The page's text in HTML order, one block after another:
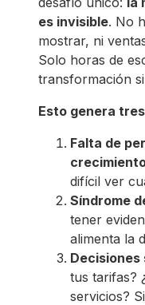
es invisible. No
mostrar, ni
Solo horas de
transformación
Esto genera
Falta de
difícil ver
Síndrome
tener
alimenta la
Decisiones
tus tarifas?
servicios?